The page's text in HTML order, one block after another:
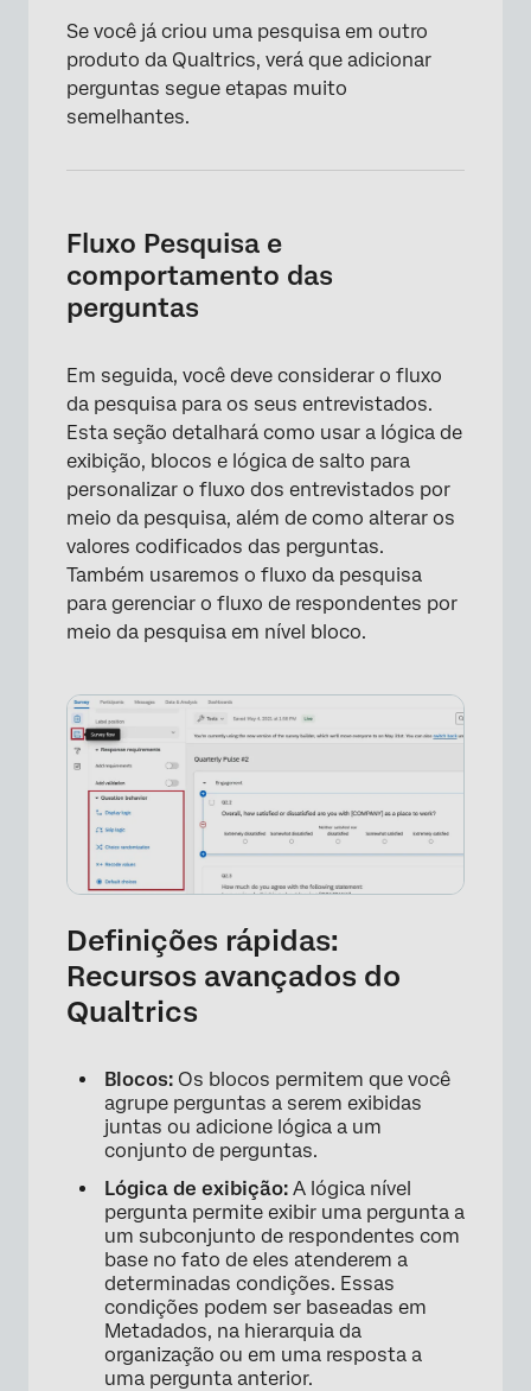
Se você já criou uma pesquisa em outro
produto da Qualtrics, verá que adicionar
perguntas segue etapas muito
semelhantes.
Fluxo Pesquisa e
comportamento das
perguntas
Em seguida, você deve considerar o fluxo
da pesquisa para os seus entrevistados.
Esta seção detalhará como usar a lógica de
exibição, blocos e lógica de salto para
personalizar o fluxo dos entrevistados por
meio da pesquisa, além de como alterar os
valores codificados das perguntas.
Também usaremos o fluxo da pesquisa
para gerenciar o fluxo de respondentes por
meio da pesquisa em nível bloco.
Definições rápidas:
Recursos avançados do
Qualtrics
Blocos: Os blocos permitem que você
agrupe perguntas a serem exibidas
juntas ou adicione lógica a um
conjunto de perguntas.
Lógica de exibição: A lógica nível
pergunta permite exibir uma pergunta a
um subconjunto de respondentes com
base no fato de eles atenderem a
determinadas condições. Essas
condições podem ser baseadas em
Metadados, na hierarquia da
organização ou em uma resposta a
uma pergunta anterior.